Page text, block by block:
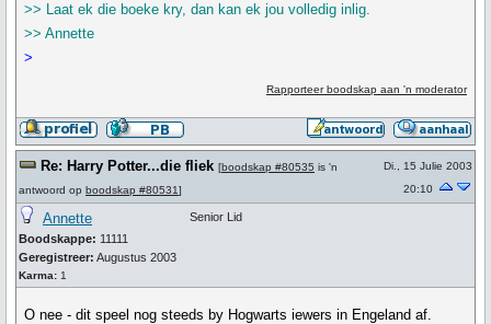
>> Laat ek die boeke kry, dan kan ek jou volledig inlig.
>> Annette
>
Rapporteer boodskap aan 'n moderator
Re: Harry Potter...die fliek [boodskap #80535 is 'n
antwoord op boodskap #80531]
Di., 15 Julie 2003
20:10
Annette
Boodskappe: 11111
Geregistreer: Augustus 2003
Karma: 1
Senior Lid
O nee - dit speel nog steeds by Hogwarts iewers in Engeland af.